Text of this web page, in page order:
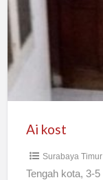
Ai kost
Surabaya Timur
Tengah kota, 3-